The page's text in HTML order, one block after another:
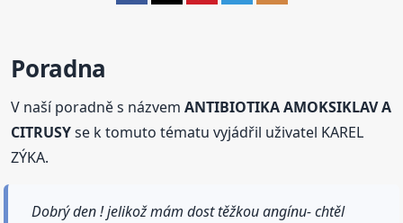
Poradna
V naší poradně s názvemANTIBIOTIKA AMOKSIKLAV A
CITRUSYse k tomuto tématu vyjádřil uživatel KAREL
ZÝKA.
Dobrý den ! jelikož mám dost těžkou angínu- chtěl